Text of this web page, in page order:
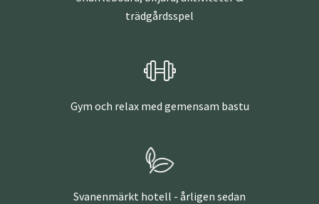
trädgårdsspel
Gym och relax med gemensam bastu
Svanenmärkt hotell - årligen sedan